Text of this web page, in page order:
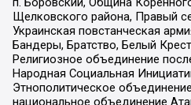
Щелковского района, Правый
Украинская повстанческая
Бандеры, Братство, Белый
Религиозное объединение
Народная Социальная
Этнополитическое
национальное объединение